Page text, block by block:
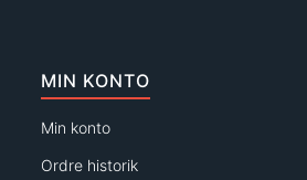
MIN KONTO
Min konto
Ordre historik